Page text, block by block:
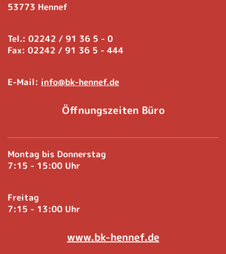
53773 Hennef
Tel.: 02242 / 91 36 5 - 0
Fax: 02242 / 91 36 5 - 444
E-Mail: info@bk-hennef.de
Öffnungszeiten Büro
Montag bis Donnerstag
7:15 - 15:00 Uhr
Freitag
7:15 - 13:00 Uhr
www.bk-hennef.de